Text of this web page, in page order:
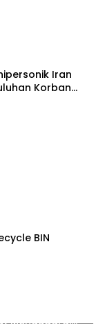
Iran
Korban
Ratusan Terluka
BIN
Coba Buka